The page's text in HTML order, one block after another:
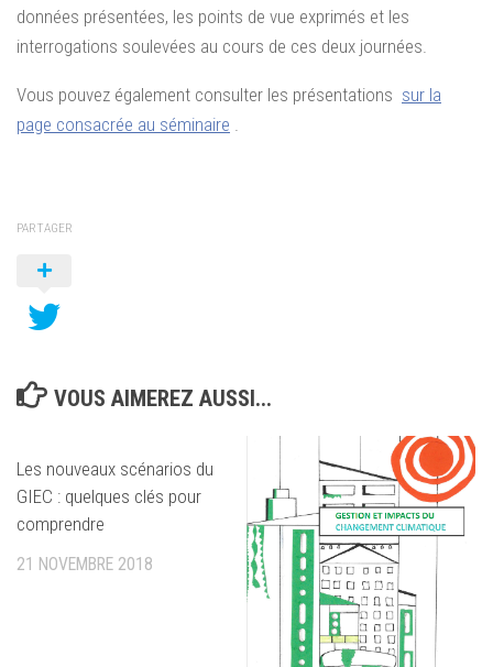
données présentées, les points de vue exprimés et les
interrogations soulevées au cours de ces deux journées.
Vous pouvez également consulter les présentations sur la
page consacrée au séminaire .
PARTAGER
VOUS AIMEREZ AUSSI...
Les nouveaux scénarios du
GIEC : quelques clés pour
comprendre
21 NOVEMBRE 2018